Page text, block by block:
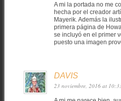
A mi la portada no me
hecha por el creador
Mayerik. Además la
primera página de
se incluyó en el primer
puesto una imagen
DAVIS
23 noviembre, 2016 at